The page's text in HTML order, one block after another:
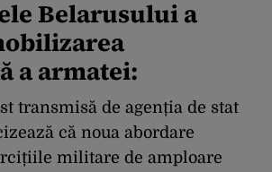
Belarusului a
a armatei:
transmisă de agenția de stat
că noua abordare
militare de amploare